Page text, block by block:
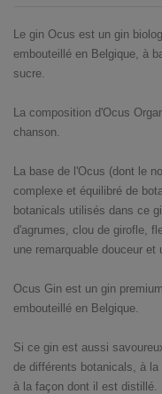
Le gin Ocus est un gin
embouteillé en Belgique, à
sucre.
La composition d'Ocus
chanson.
La base de l'Ocus (dont le
complexe et équilibré de
botanicals utilisés dans ce
d'agrumes, clou de girofle,
une remarquable douceur
Ocus Gin est un gin
embouteillé en Belgique.
Si ce gin est aussi
de différents botanicals, à
à la façon dont il est distillé.